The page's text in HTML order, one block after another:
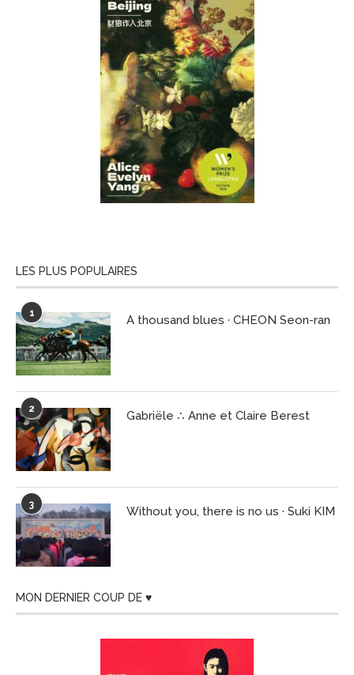
LES PLUS POPULAIRES
1 A thousand blues · CHEON Seon-ran
2 Gabriële ∴ Anne et Claire Berest
3 Without you, there is no us · Suki KIM
MON DERNIER COUP DE ♥